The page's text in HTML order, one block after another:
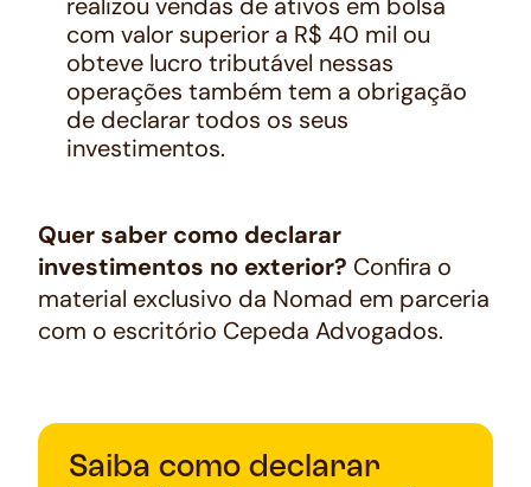
com valor superior a R$ 40 mil ou
obteve lucro tributável nessas
operações também tem a obrigação
de declarar todos os seus
investimentos.
Quer saber como declarar
investimentos no exterior? Confira o
material exclusivo da Nomad em parceria
com o escritório Cepeda Advogados.
Saiba como declarar